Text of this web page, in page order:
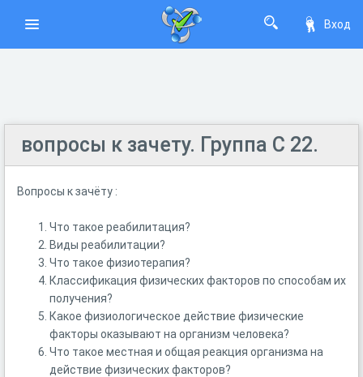
Вход
вопросы к зачету. Группа С 22.
Вопросы к зачёту :
Что такое реабилитация?
Виды реабилитации?
Что такое физиотерапия?
Классификация физических факторов по способам их
получения?
Какое физиологическое действие физические
факторы оказывают на организм человека?
Что такое местная и общая реакция организма на
действие физических факторов?